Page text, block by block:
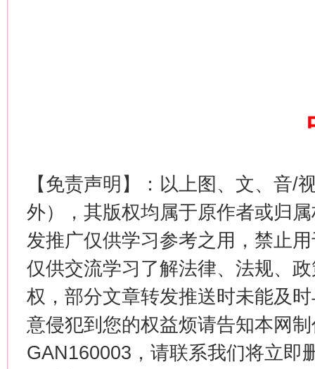
【免责声明】：以上图、文、音/
外），其版权均属于原作者或归
发推广仅供学习参考之用，禁止
仅供交流学习了解法律、法规、
权，部分文章转发推送时未能及
意侵犯到您的权益烦请告知本网
GAN160003，请联系我们将立即